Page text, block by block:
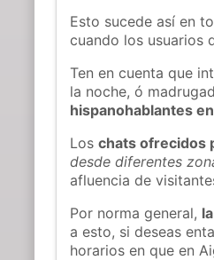
Esto sucede así en
cuando los usuarios
Ten en cuenta que
la noche, ó
hispanohablantes
Loschats ofrecidos
desde diferentes
afluencia de
Por norma general,
a esto, si deseas
horarios en que en